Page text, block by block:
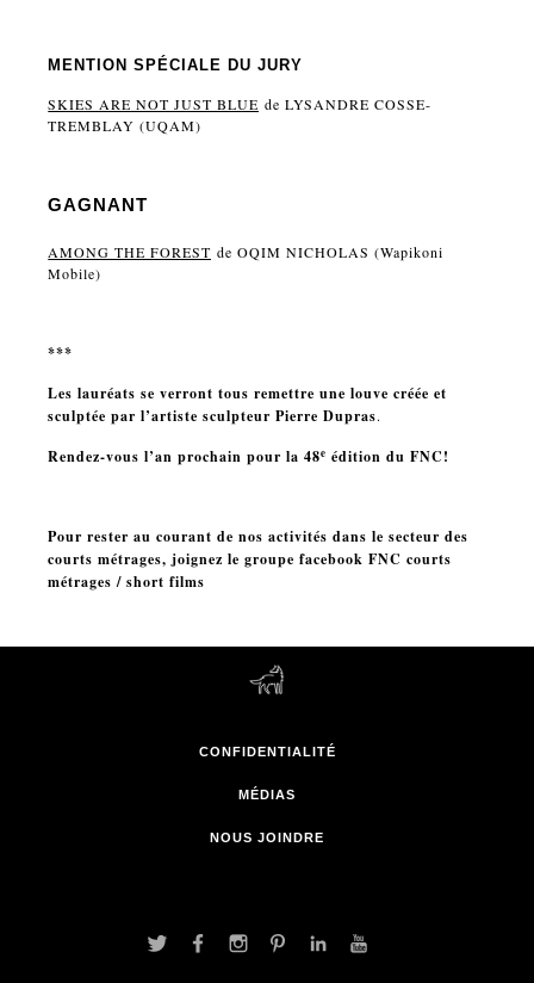
MENTION SPÉCIALE DU JURY
SKIES ARE NOT JUST BLUE de LYSANDRE COSSE-
TREMBLAY (UQAM)
GAGNANT
AMONG THE FOREST de OQIM NICHOLAS (Wapikoni
Mobile)
***
Les lauréats se verront tous remettre une louve créée et
sculptée par l’artiste sculpteur Pierre Dupras.
Rendez-vous l’an prochain pour la 48e édition du FNC!
Pour rester au courant de nos activités dans le secteur des
courts métrages, joignez le groupe facebookFNC courts
métrages / short films
CONFIDENTIALITÉ
MÉDIAS
NOUS JOINDRE